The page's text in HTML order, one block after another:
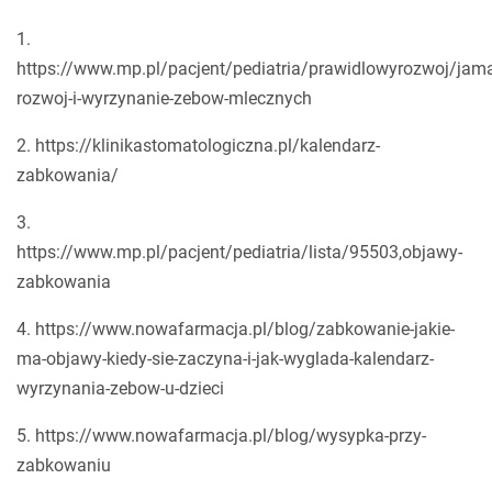
1.
https://www.mp.pl/pacjent/pediatria/prawidlowyrozwoj/
rozwoj-i-wyrzynanie-zebow-mlecznych
2. https://klinikastomatologiczna.pl/kalendarz-
zabkowania/
3.
https://www.mp.pl/pacjent/pediatria/lista/95503,objawy-
zabkowania
4. https://www.nowafarmacja.pl/blog/zabkowanie-jakie-
ma-objawy-kiedy-sie-zaczyna-i-jak-wyglada-kalendarz-
wyrzynania-zebow-u-dzieci
5. https://www.nowafarmacja.pl/blog/wysypka-przy-
zabkowaniu